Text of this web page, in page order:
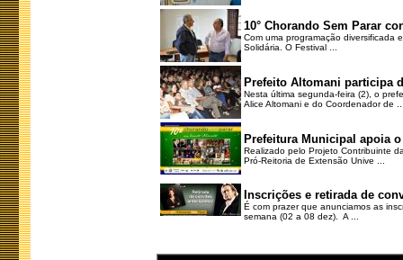
10° Chorando Sem Parar
Com uma programação diversificada
Solidária. O Festival ...
Prefeito Altomani participa
Nesta última segunda-feira (2), o
Alice Altomani e do Coordenador de
Prefeitura Municipal apoia
Realizado pelo Projeto Contribuinte
Pró-Reitoria de Extensão Unive ...
Inscrições e retirada de
É com prazer que anunciamos as
semana (02 a 08 dez). A ...